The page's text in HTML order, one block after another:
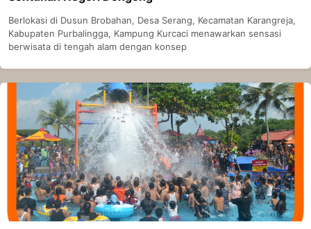
Berlokasi di Dusun Brobahan, Desa Serang, Kecamatan Karangreja,
Kabupaten Purbalingga, Kampung Kurcaci menawarkan sensasi
berwisata di tengah alam dengan konsep